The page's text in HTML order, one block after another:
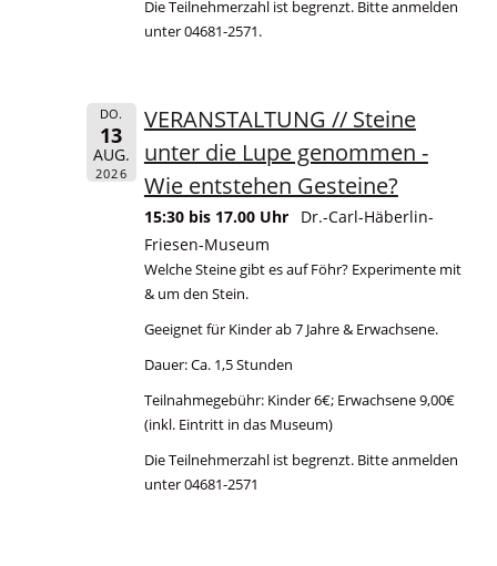
Die Teilnehmerzahl ist begrenzt. Bitte anmelden
unter 04681-2571.
DO.
13
AUG.
2026
VERANSTALTUNG // Steine
unter die Lupe genommen -
Wie entstehen Gesteine?
15:30 bis 17.00 Uhr
Dr.-Carl-Häberlin-
Friesen-Museum
Welche Steine gibt es auf Föhr? Experimente mit
& um den Stein.
Geeignet für Kinder ab 7 Jahre & Erwachsene.
Dauer: Ca. 1,5 Stunden
Teilnahmegebühr: Kinder 6€; Erwachsene 9,00€
(inkl. Eintritt in das Museum)
Die Teilnehmerzahl ist begrenzt. Bitte anmelden
unter 04681-2571